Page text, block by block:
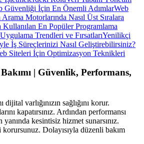
Güvenliği İçin En Önemli AdımlarWeb
Motorlarında Nasıl Üst Sıralara
Kullanılan En Popüler Programlama
Trendleri ve FırsatlarıYenilikçi
İş Süreçlerinizi Nasıl Geliştirebilirsiniz?
Siteleri İçin Optimizasyon Teknikleri
| Güvenlik, Performans,
varlığınızın sağlığını korur.
kapatırsınız. Ardından performansı
yanında kesintisiz hizmet sunarsınız.
Dolayısıyla düzenli bakım